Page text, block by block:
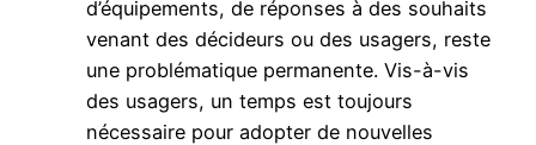
d’équipements, de réponses à des souhaits
venant des décideurs ou des usagers, reste
une problématique permanente. Vis-à-vis
des usagers, un temps est toujours
nécessaire pour adopter de nouvelles